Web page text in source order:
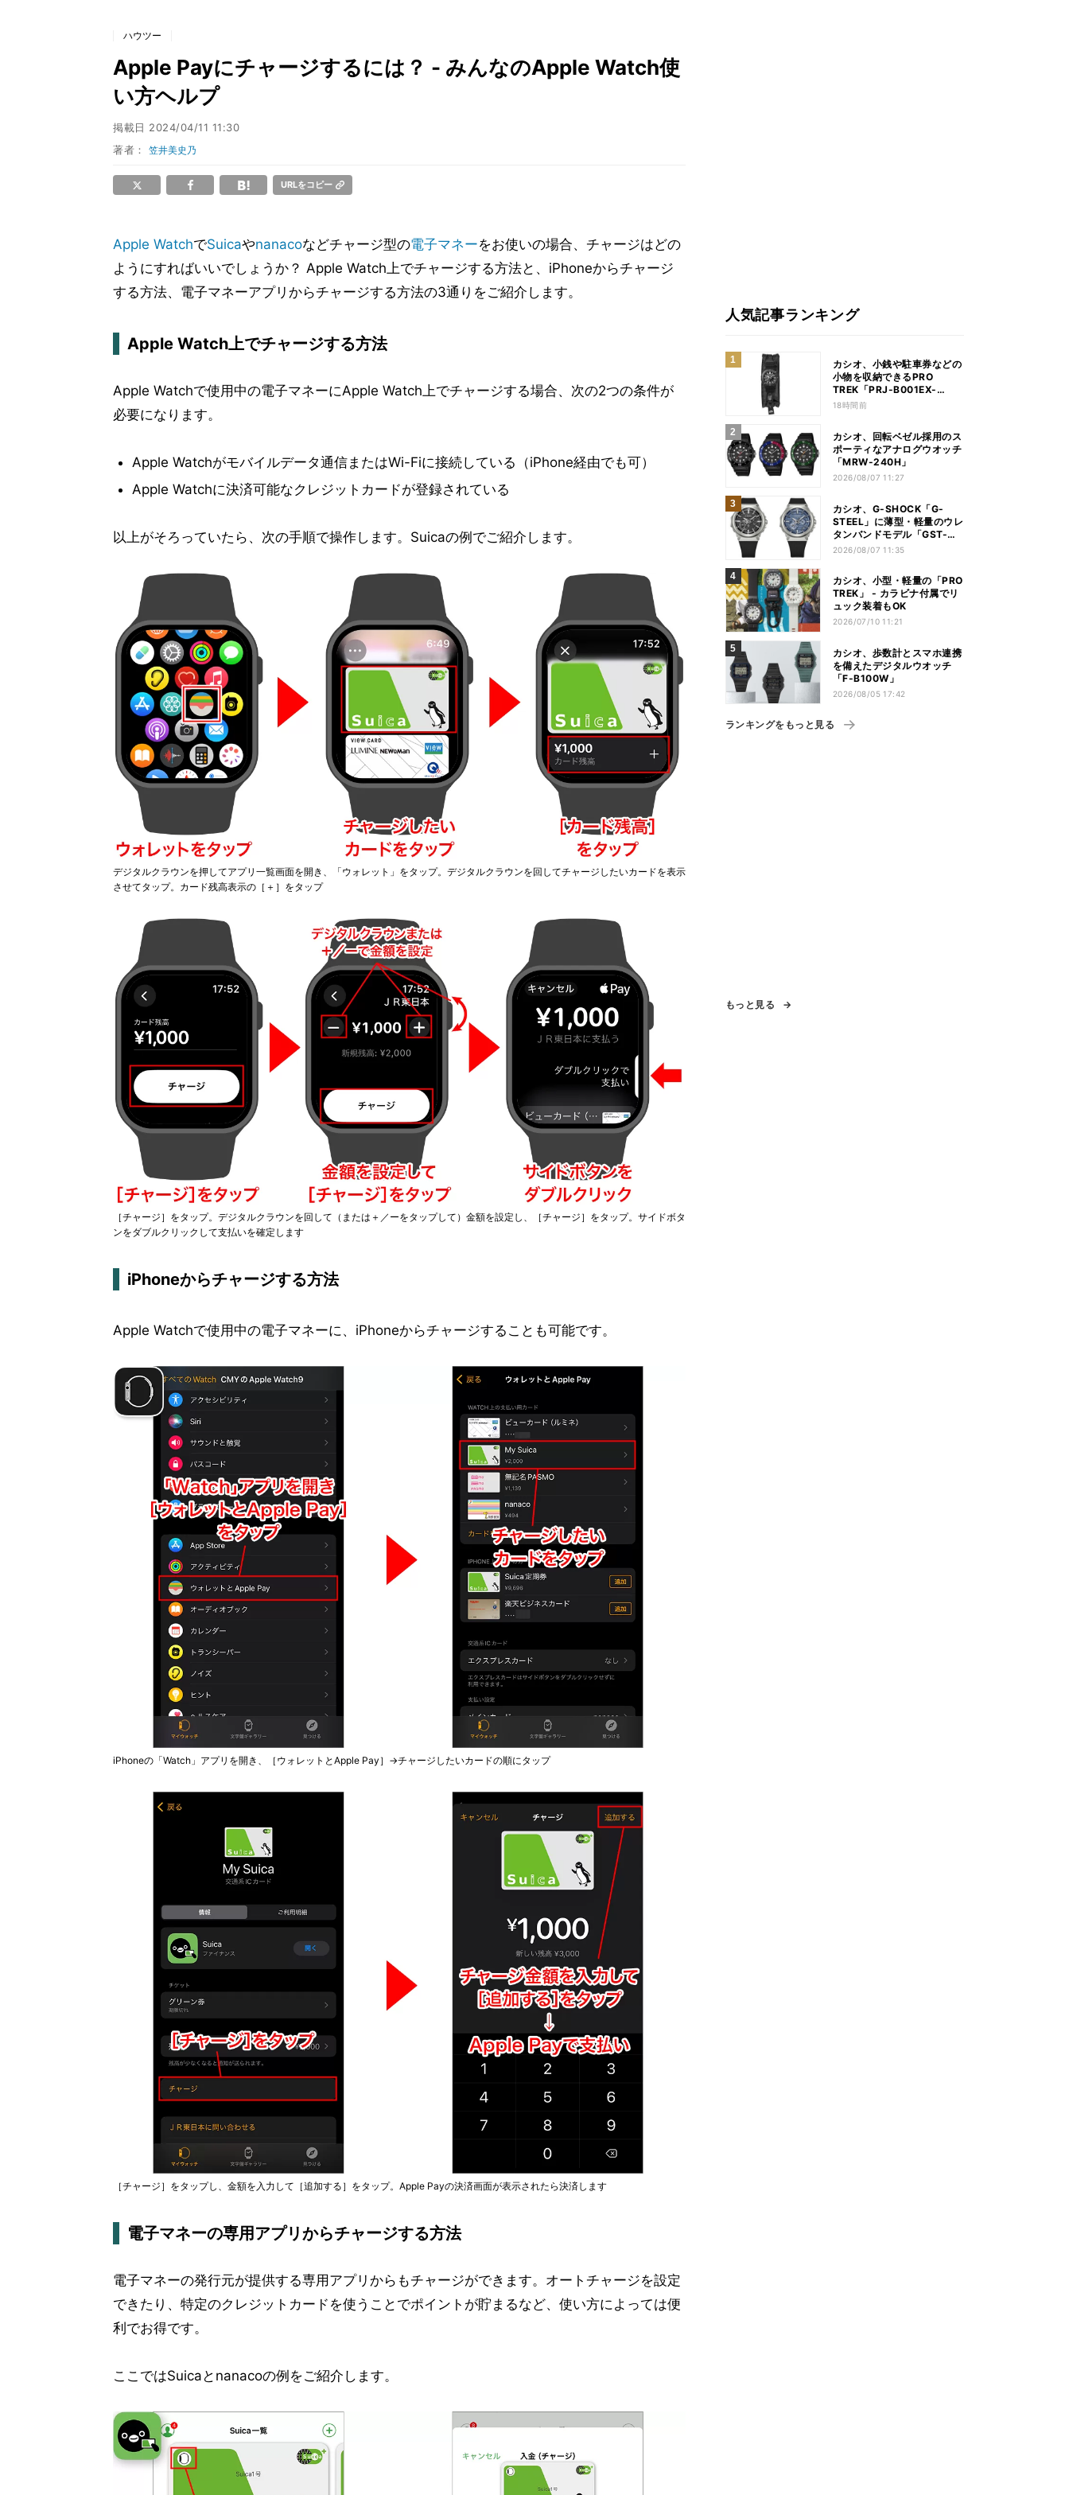
ハウツー
Apple Payにチャージするには？ - みんなのApple Watch使
い方ヘルプ
掲載日 2024/04/11 11:30
著者：笠井美史乃
URLをコピー
Apple WatchでSuicaやnanacoなどチャージ型の電子マネーをお使いの場合、チャージはどの
ようにすればいいでしょうか？ Apple Watch上でチャージする方法と、iPhoneからチャージ
する方法、電子マネーアプリからチャージする方法の3通りをご紹介します。
Apple Watch上でチャージする方法
Apple Watchで使用中の電子マネーにApple Watch上でチャージする場合、次の2つの条件が
必要になります。
Apple Watchがモバイルデータ通信またはWi-Fiに接続している（iPhone経由でも可）
Apple Watchに決済可能なクレジットカードが登録されている
以上がそろっていたら、次の手順で操作します。Suicaの例でご紹介します。
デジタルクラウンを押してアプリ一覧画面を開き、「ウォレット」をタップ。デジタルクラウンを回してチャージしたいカードを表示
させてタップ。カード残高表示の［＋］をタップ
［チャージ］をタップ。デジタルクラウンを回して（または＋／ーをタップして）金額を設定し、［チャージ］をタップ。サイドボタ
ンをダブルクリックして支払いを確定します
iPhoneからチャージする方法
Apple Watchで使用中の電子マネーに、iPhoneからチャージすることも可能です。
iPhoneの「Watch」アプリを開き、［ウォレットとApple Pay］→チャージしたいカードの順にタップ
［チャージ］をタップし、金額を入力して［追加する］をタップ。Apple Payの決済画面が表示されたら決済します
電子マネーの専用アプリからチャージする方法
電子マネーの発行元が提供する専用アプリからもチャージができます。オートチャージを設定
できたり、特定のクレジットカードを使うことでポイントが貯まるなど、使い方によっては便
利でお得です。
ここではSuicaとnanacoの例をご紹介します。
人気記事ランキング
カシオ、小銭や駐車券などの
小物を収納できるPRO
TREK「PRJ-B001EX-
1JR」
18時間前
カシオ、回転ベゼル採用のス
ポーティなアナログウオッチ
「MRW-240H」
2026/08/07 11:27
カシオ、G-SHOCK「G-
STEEL」に薄型・軽量のウレ
タンバンドモデル「GST-
B1000」
2026/08/07 11:35
カシオ、小型・軽量の「PRO
TREK」 - カラビナ付属でリ
ュック装着もOK
2026/07/10 11:21
カシオ、歩数計とスマホ連携
を備えたデジタルウオッチ
「F-B100W」
2026/08/05 17:42
ランキングをもっと見る
もっと見る